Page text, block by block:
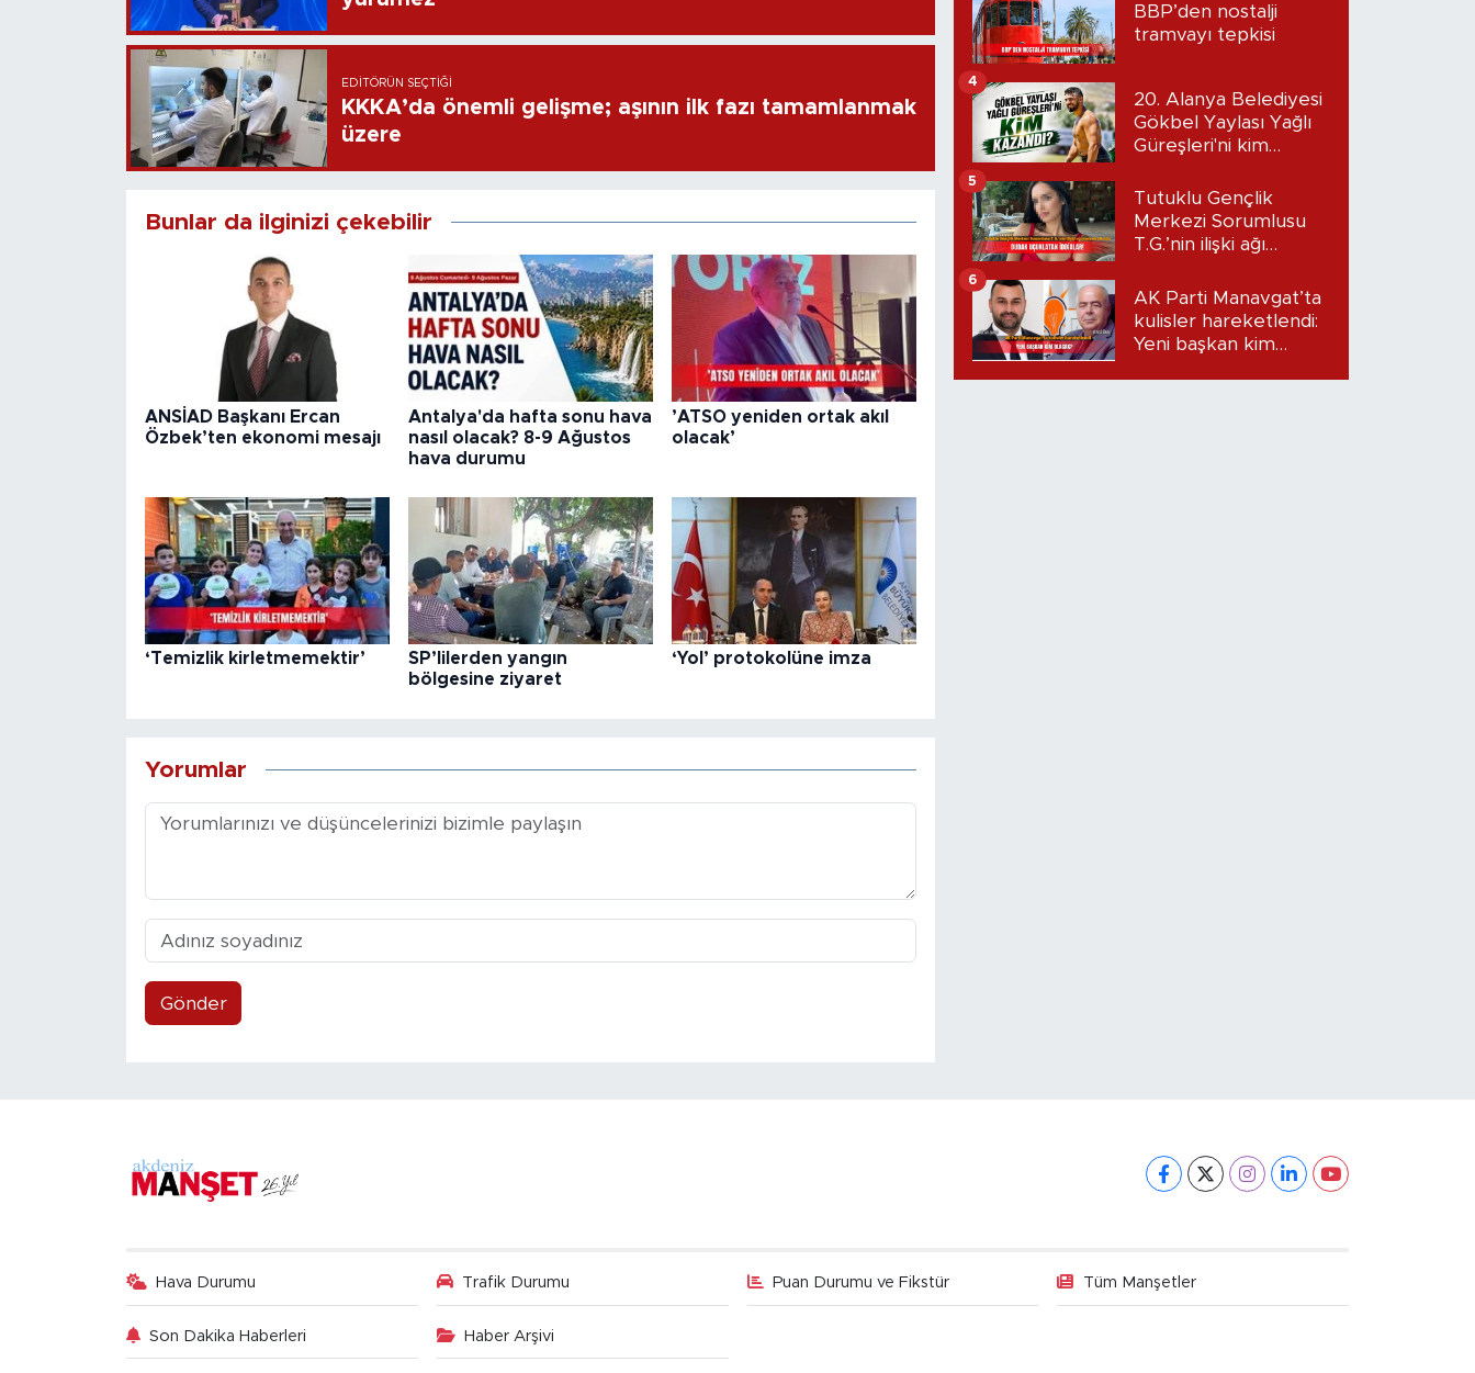
EDITÖRÜN SEÇTIĞI
KKKA’da önemli gelişme; aşının ilk fazı tamamlanmak
üzere
Bunlar da ilginizi çekebilir
ANSİAD Başkanı Ercan
Özbek’ten ekonomi mesajı
Antalya'da hafta sonu hava
nasıl olacak? 8-9 Ağustos
hava durumu
’ATSO yeniden ortak akıl
olacak’
‘Temizlik kirletmemektir’
SP’lilerden yangın
bölgesine ziyaret
‘Yol’ protokolüne imza
Yorumlar
Gönder
BBP’den nostalji
tramvayı tepkisi
20. Alanya Belediyesi
Gökbel Yaylası Yağlı
Güreşleri'ni kim
4
Tutuklu Gençlik
Merkezi Sorumlusu
T.G.’nin ilişki ağı
Dudak uçuklatan
iddialar!
5
AK Parti Manavgat’ta
kulisler hareketlendi:
Yeni başkan kim
6
Hava Durumu Trafik Durumu Puan Durumu ve Fikstür Tüm Manşetler
Son Dakika Haberleri Haber Arşivi